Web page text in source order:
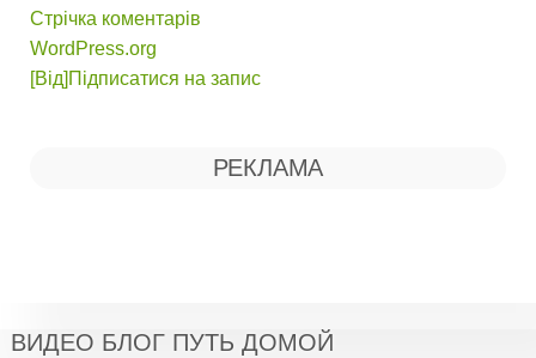
Стрічка коментарів
WordPress.org
[Від]Підписатися на запис
РЕКЛАМА
ВИДЕО БЛОГ ПУТЬ ДОМОЙ